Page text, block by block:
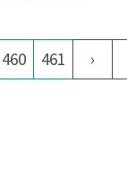
460 461 ›